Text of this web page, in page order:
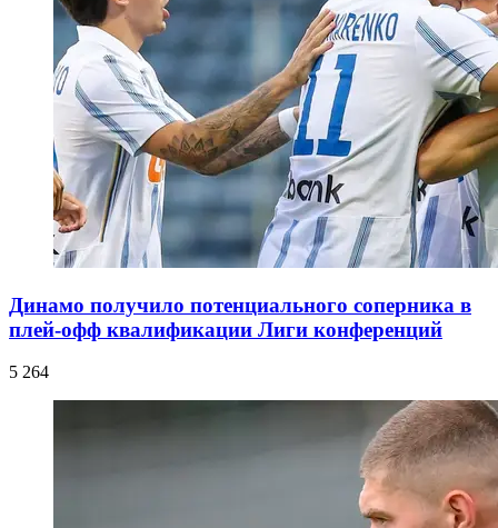
Динамо получило потенциального соперника в
плей-офф квалификации Лиги конференций
5 264